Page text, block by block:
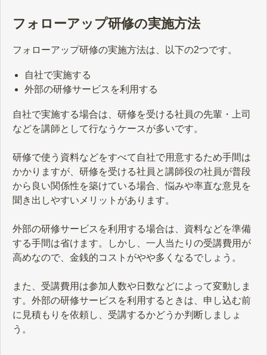
フォローアップ研修の実施方法
フォローアップ研修の実施方法は、以下の2つです。
自社で実施する
外部の研修サービスを利用する
自社で実施する場合は、研修を受ける社員の先輩・上司
などを講師として行なうケースが多いです。
研修で使う資料などをすべて自社で用意するため手間は
かかりますが、研修を受ける社員と講師役の社員が普段
から良い関係性を築けている場合、悩みや率直な意見を
聞き出しやすいメリットがあります。
外部の研修サービスを利用する場合は、資料などを準備
する手間は省けます。しかし、一人当たりの受講費用が
高めなので、金銭的コストがやや多くなるでしょう。
また、受講費用は参加人数や日数などによって変動しま
す。外部の研修サービスを利用するときは、申し込む前
に見積もりを依頼し、受講するかどうか判断しましょ
う。